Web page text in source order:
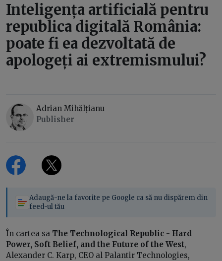
Inteligența artificială pentru
republica digitală România:
poate fi ea dezvoltată de
apologeți ai extremismului?
Adrian Mihălțianu
Publisher
Adaugă-ne la favorite pe Google ca să nu dispărem din
feed-ul tău
În cartea sa The Technological Republic - Hard
Power, Soft Belief, and the Future of the West,
Alexander C. Karp, CEO al Palantir Technologies,